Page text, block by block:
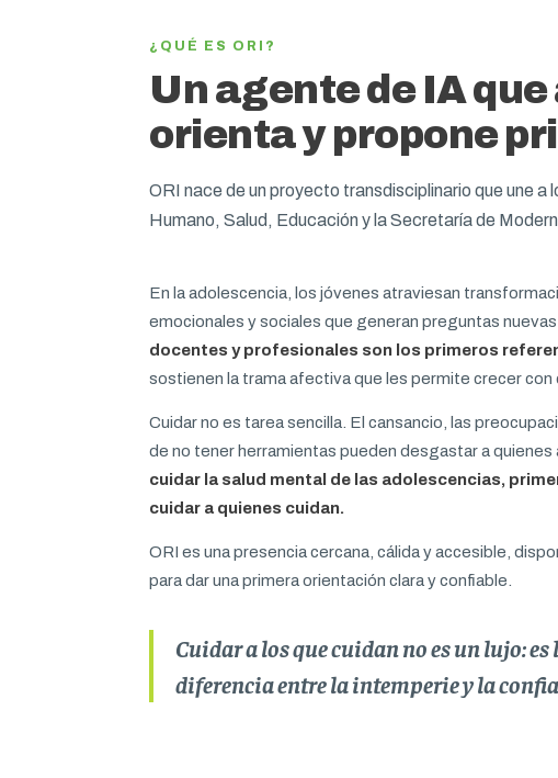
¿QUÉ ES ORI?
Un agente de IA
orienta y propone
ORI nace de un proyecto transdisciplinario que une a
Humano, Salud, Educación y la Secretaría de
En la adolescencia, los jóvenes atraviesan
emocionales y sociales que generan preguntas nuevas.
docentes y profesionales son los primeros
sostienen la trama afectiva que les permite crecer con
Cuidar no es tarea sencilla. El cansancio, las
de no tener herramientas pueden desgastar a quienes
cuidar la salud mental de las adolescencias,
cuidar a quienes cuidan.
ORI es una presencia cercana, cálida y accesible,
para dar una primera orientación clara y confiable.
Cuidar a los que cuidan no es un lujo:
diferencia entre la intemperie y la